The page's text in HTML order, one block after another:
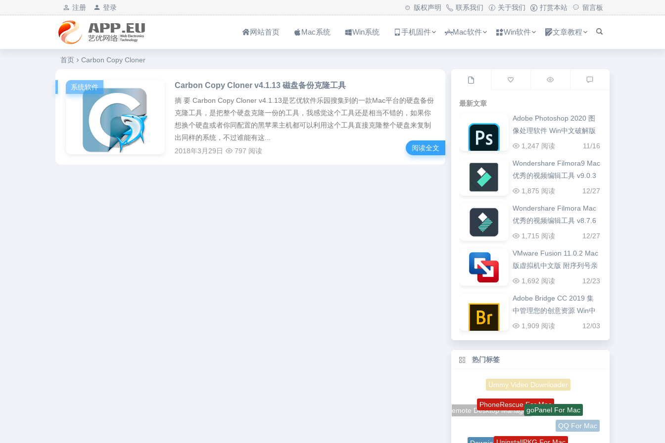
注册 登录 版权声明 联系我们 关于我们 打赏本站 留言板
艺优软件乐园
网站首页 Mac系统 Win系统 手机固件 Mac软件 Win软件 文章教程
首页 Carbon Copy Cloner
系统软件 Carbon Copy Cloner v4.1.13 磁盘备份克隆工具
摘 要 Carbon Copy Cloner v4.1.13是艺优软件乐园搜集到的一款Mac平台的硬盘备份
克隆工具，是把整个硬盘克隆一份的工具，我感觉这个工具还是相当不错的，如果你
想换个硬盘或者你同配置的黑苹果主机都可以利用这个工具直接克隆整个硬盘来复制
出同样的系统，不过谁能有这...
2018年3月29日
797 阅读 阅读全文
最新文章
Adobe Photoshop 2020 图
像处理软件 Win中文破解版
11/16
1,247 阅读
Wondershare Filmora9 Mac
优秀的视频编辑工具 v9.0.3
12/27
1,875 阅读
Wondershare Filmora Mac
优秀的视频编辑工具 v8.7.6
12/27
1,715 阅读
VMware Fusion 11.0.2 Mac
版虚拟机中文版 附序列号亲
测可用
12/23
1,692 阅读
Adobe Bridge CC 2019 集
中管理您的创意资源 Win中
文版
12/03
1,909 阅读
热门标签
Ummy Video Downloader
Remote Desktop Manager
PhoneRescue For Mac
goPanel For Mac
QQ For Mac
Downie For MacUninstallPKG For Mac